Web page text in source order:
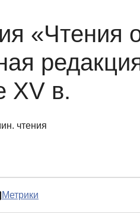
«Чтения
XV в.
чтения
Метрики